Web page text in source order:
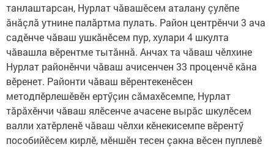
танлаштарсан, Нурлат чăвашӗсем аталану çулӗпе
ăнăçлă утнине палăртма пулать. Район центрӗнчи 3 ача
садӗнче чăваш ушкăнӗсем пур, хулари 4 шкулта
чăвашла вӗрентме тытăннă. Анчах та чăваш чӗлхине
Нурлат районӗнчи чăваш ачисенчен 33 проценчӗ кăна
вӗренет. Районти чăваш вӗрентекенӗсен
методпӗрлешӗвӗн ертӳçин сăмахӗсемпе, Нурлат
тăрăхӗнчи чăваш ялӗсенче ачасене вырăс шкулӗсем
валли хатӗрленӗ чăваш чӗлхи кӗнекисемпе вӗрентӳ
пособийӗсем кирлӗ, мӗншӗн тесен çакна вӗсен пуплевӗ